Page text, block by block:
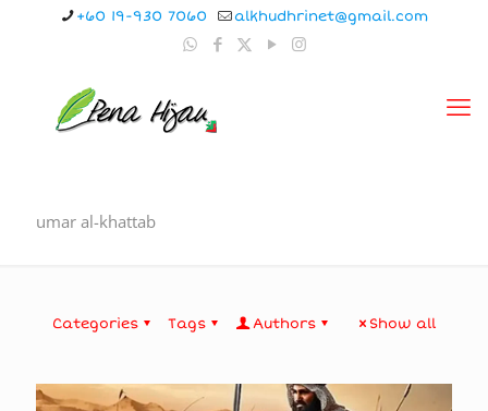
+60 19-930 7060 alkhudhrinet@gmail.com
umar al-khattab
Categories Tags Authors Show all